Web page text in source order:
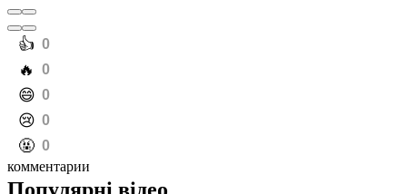
️👍 0
️🔥 0
️😄 0
️😢 0
️🤬 0
комментарии